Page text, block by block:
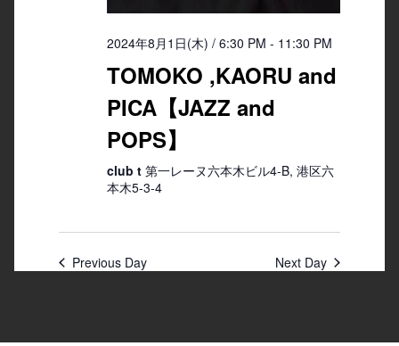
2024年8月1日(木) / 6:30 PM - 11:30 PM
TOMOKO ,KAORU and
PICA【JAZZ and
POPS】
club t 第一レーヌ六本木ビル4-B, 港区六
本木5-3-4
Previous Day Next Day